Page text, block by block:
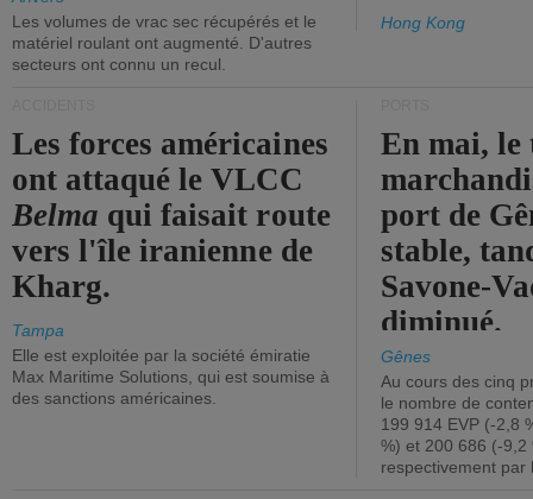
Les volumes de vrac sec récupérés et le
matériel roulant ont augmenté. D'autres
secteurs ont connu un recul.
Hong Kong
Les forces américaines
ont attaqué le VLCC
Belma qui faisait route
vers l'île iranienne de
Kharg.
Tampa
Elle est exploitée par la société émiratie
Max Maritime Solutions, qui est soumise à
des sanctions américaines.
En mai, le
port de
stable,
Savone-
diminué.
Gênes
Au cours des cinq
le nombre de
199 914 EVP (-2,8
%) et 200 686 (-9,2
respectivement par